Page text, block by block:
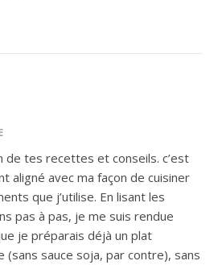
de tes recettes et conseils. c’est
aligné avec ma façon de cuisiner
que j’utilise. En lisant les
pas à pas, je me suis rendue
je préparais déjà un plat
(sans sauce soja, par contre), sans